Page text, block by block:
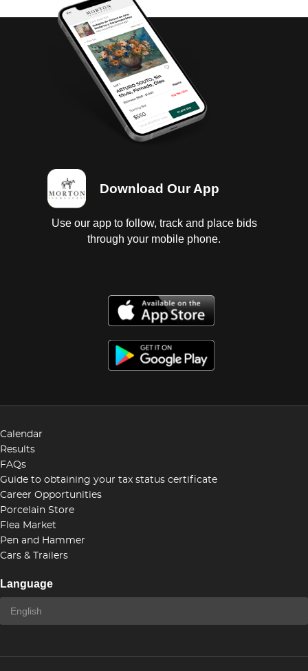
Download Our App
Use our app to follow, track and place bids
through your mobile phone.
Calendar
Results
FAQs
Guide to obtaining your tax status certificate
Career Opportunities
Porcelain Store
Flea Market
Pen and Hammer
Cars & Trailers
Language